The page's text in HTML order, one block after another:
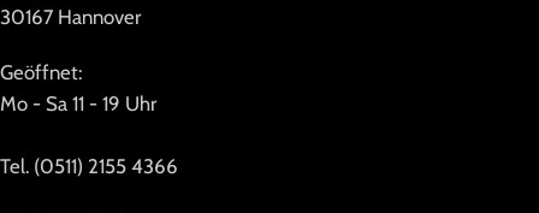
30167 Hannover
Geöffnet:
Mo - Sa 11 - 19 Uhr
Tel. (0511) 2155 4366